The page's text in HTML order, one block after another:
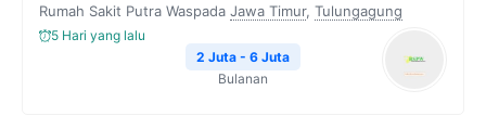
Rumah Sakit Putra Waspada Jawa Timur, Tulungagung
5 Hari yang lalu
2 Juta - 6 Juta
Bulanan